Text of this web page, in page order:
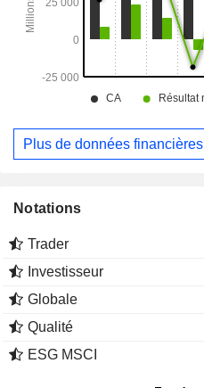
Plus de données financières
Notations
Trader
Investisseur
Globale
Qualité
ESG MSCI